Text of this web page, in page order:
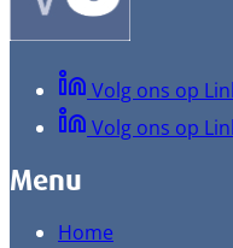
Volg ons op
Volg ons op
Menu
Home